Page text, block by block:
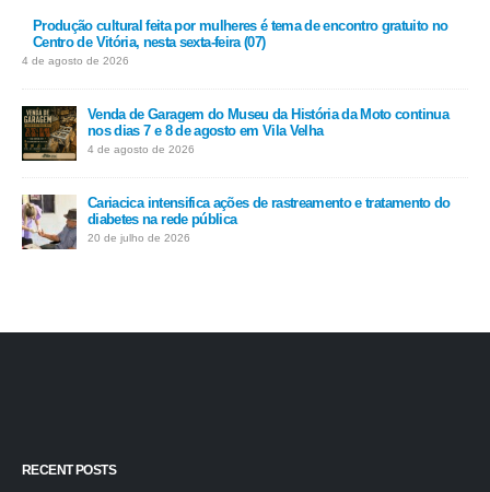
Produção cultural feita por mulheres é tema de encontro gratuito no
Centro de Vitória, nesta sexta-feira (07)
4 de agosto de 2026
Venda de Garagem do Museu da História da Moto continua
nos dias 7 e 8 de agosto em Vila Velha
4 de agosto de 2026
Cariacica intensifica ações de rastreamento e tratamento do
diabetes na rede pública
20 de julho de 2026
RECENT POSTS